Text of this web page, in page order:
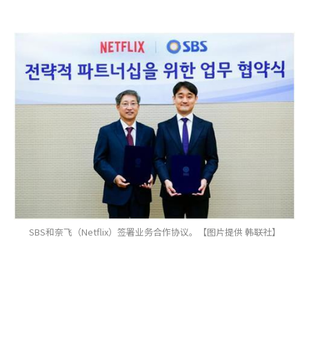
SBS和奈飞（Netflix）签署业务合作协议。【图片提供 韩联社】